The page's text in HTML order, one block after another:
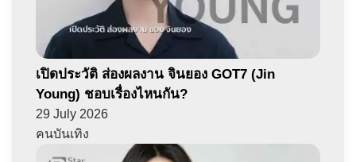
เปิดประวัติ ส่องผลงาน จินยอง GOT7 (Jin
Young) ชอบเรื่องไหนกัน?
29 July 2026
คนบันเทิง